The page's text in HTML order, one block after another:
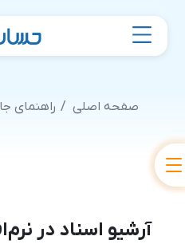
صفحه اصلی راهنمای
آرشیو اسناد در